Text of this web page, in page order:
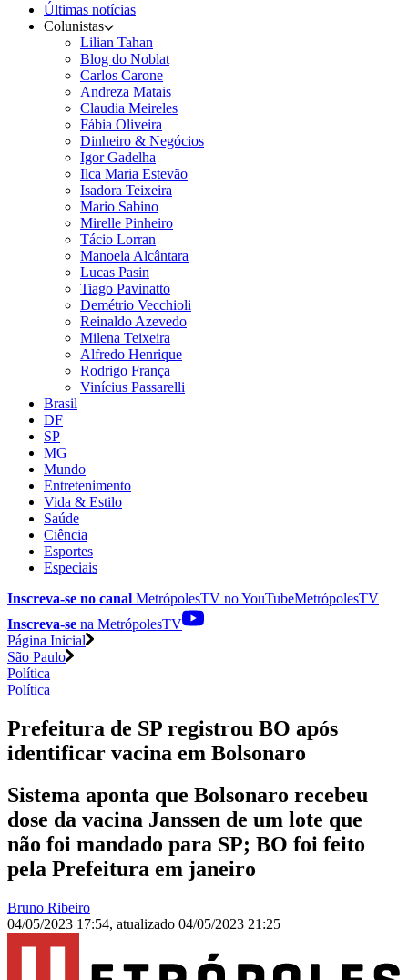
Últimas notícias
Colunistas
Lilian Tahan
Blog do Noblat
Carlos Carone
Andreza Matais
Claudia Meireles
Fábia Oliveira
Dinheiro & Negócios
Igor Gadelha
Ilca Maria Estevão
Isadora Teixeira
Mario Sabino
Mirelle Pinheiro
Tácio Lorran
Manoela Alcântara
Lucas Pasin
Tiago Pavinatto
Demétrio Vecchioli
Reinaldo Azevedo
Milena Teixeira
Alfredo Henrique
Rodrigo França
Vinícius Passarelli
Brasil
DF
SP
MG
Mundo
Entretenimento
Vida & Estilo
Saúde
Ciência
Esportes
Especiais
Inscreva-se no canal MetrópolesTV noYouTubeMetrópolesTV
Inscreva-se na MetrópolesTV
Página Inicial
São Paulo
Política
Política
Prefeitura de SP registrou BO após
identificar vacina em Bolsonaro
Sistema aponta que Bolsonaro recebeu
dose da vacina Janssen de um lote que
não foi mandado para SP; BO foi feito
pela Prefeitura em janeiro
Bruno Ribeiro
04/05/2023 17:54, atualizado 04/05/2023 21:25